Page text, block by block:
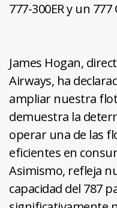
777-300ER y un
James Hogan,
Airways, ha
ampliar nuestra
demuestra la
operar una de las
eficientes en
Asimismo, refleja
capacidad del 787